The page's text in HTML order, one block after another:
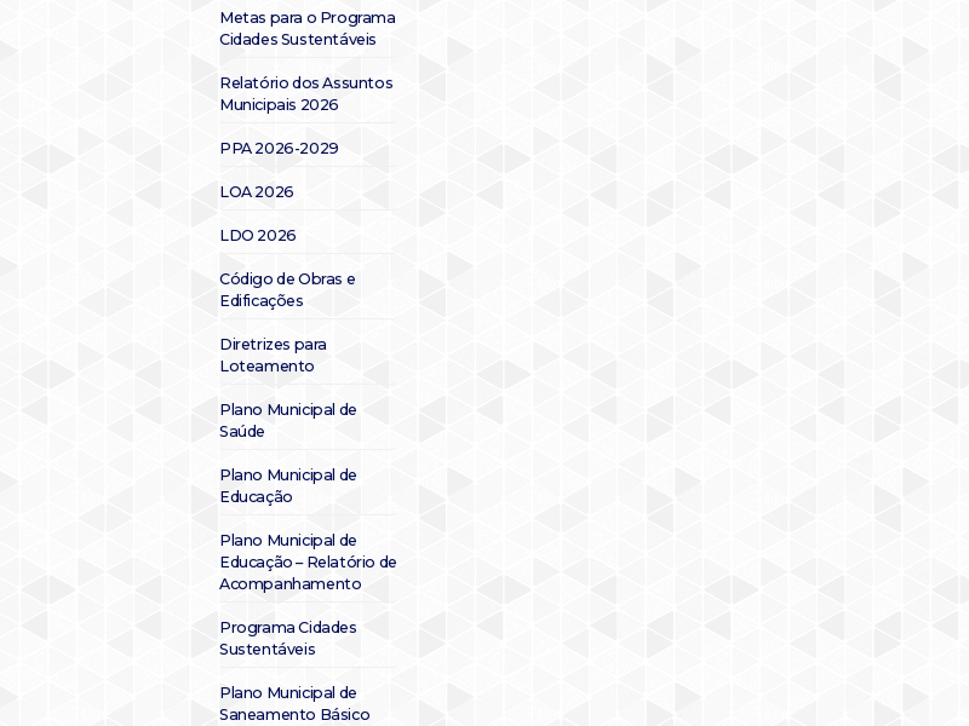
Metas para o Programa
Cidades Sustentáveis
Relatório dos Assuntos
Municipais 2026
PPA 2026-2029
LOA 2026
LDO 2026
Código de Obras e
Edificações
Diretrizes para
Loteamento
Plano Municipal de
Saúde
Plano Municipal de
Educação
Plano Municipal de
Educação – Relatório de
Acompanhamento
Programa Cidades
Sustentáveis
Plano Municipal de
Saneamento Básico